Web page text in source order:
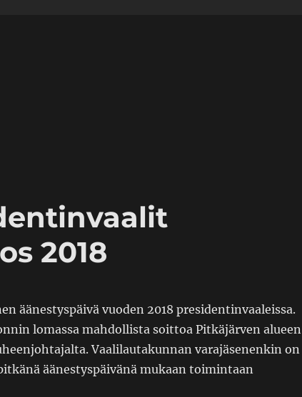
2018
äänestyspäivä vuoden 2018 presidentinvaaleissa.
lomassa mahdollista soittoa Pitkäjärven alueen
Vaalilautakunnan varajäsenenkin on
äänestyspäivänä mukaan toimintaan